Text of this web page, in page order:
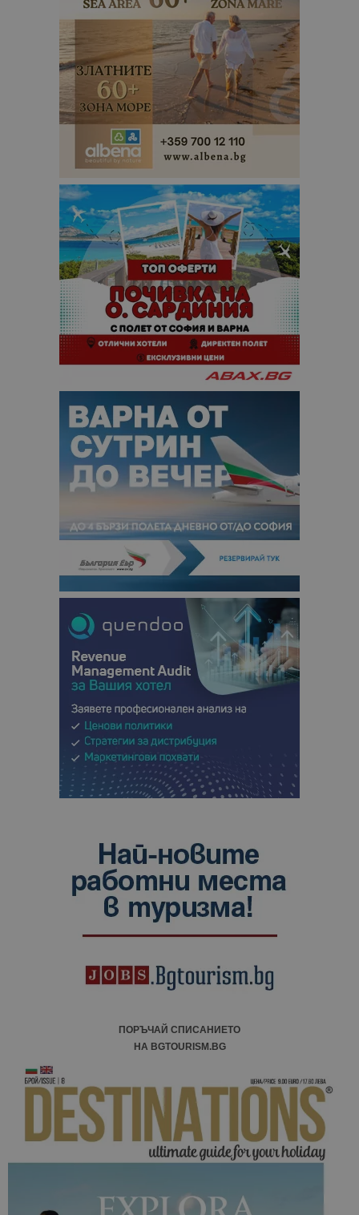
ПОРЪЧАЙ СПИСАНИЕТО
НА BGTOURISM.BG